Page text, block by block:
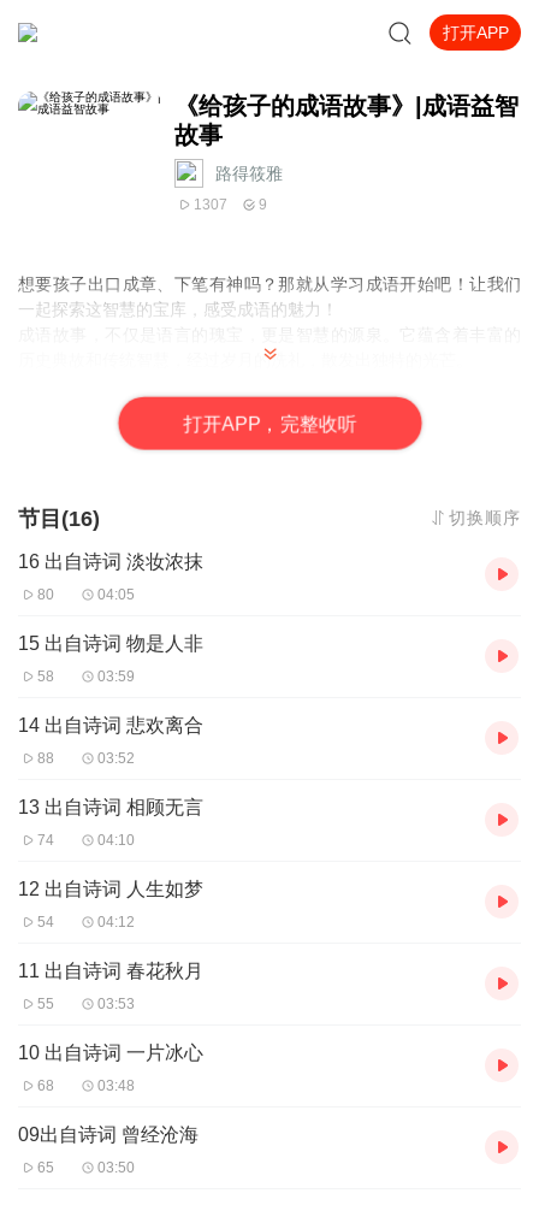
打开APP
《给孩子的成语故事》|成语益智
故事
路得筱雅
1307 9
想要孩子出口成章、下笔有神吗？那就从学习成语开始吧！让我们
一起探索这智慧的宝库，感受成语的魅力！
历史典故和传统智慧，经过岁月的洗礼，散发出独特的光芒。
激发好奇心：成语的简洁与深邃，能引发孩子对知识探索的渴望。
锻炼想象力：成语背后的故事，为孩子提供了无限的想象空间。
传承历史文化：成语是历史的缩影，让孩子在学成语的同时，了解
更多传统文化和历史知识。
打开APP，完整收听
节目(16) 切换顺序
16 出自诗词 淡妆浓抹
80 04:05
15 出自诗词 物是人非
58 03:59
14 出自诗词 悲欢离合
88 03:52
13 出自诗词 相顾无言
74 04:10
12 出自诗词 人生如梦
54 04:12
11 出自诗词 春花秋月
55 03:53
10 出自诗词 一片冰心
68 03:48
09出自诗词 曾经沧海
65 03:50